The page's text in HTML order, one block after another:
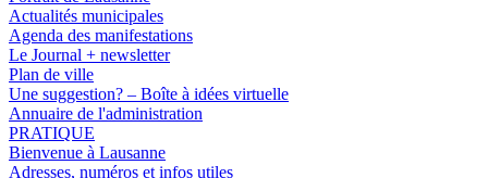
Actualités municipales
Agenda des manifestations
Le Journal + newsletter
Plan de ville
Une suggestion? – Boîte à idées virtuelle
Annuaire de l'administration
PRATIQUE
Bienvenue à Lausanne
Adresses, numéros et infos utiles